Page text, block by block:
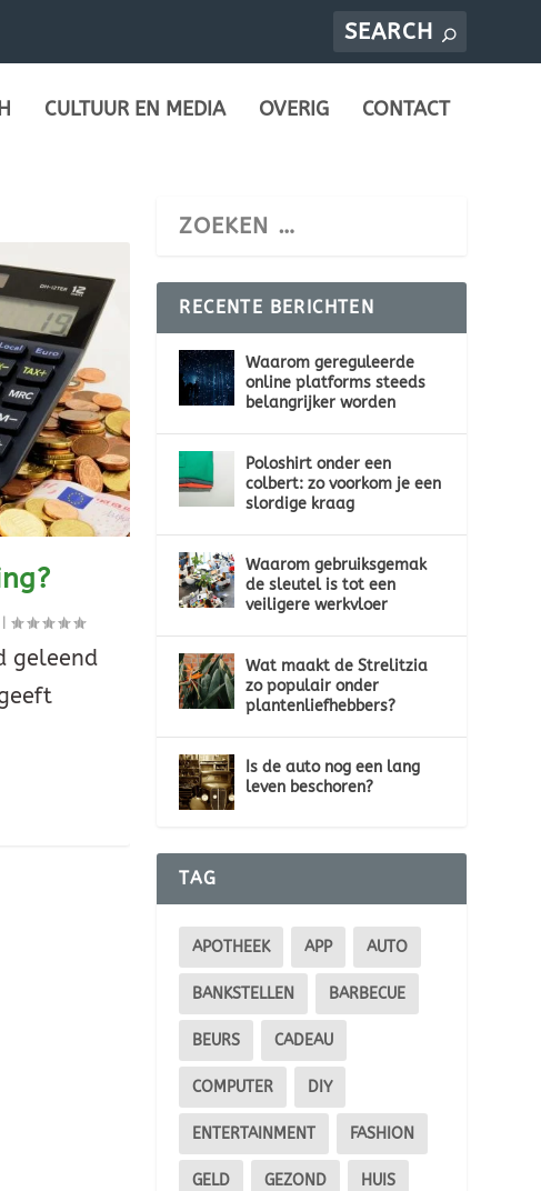
CULTUUR EN MEDIA OVERIG CONTACT
geleend
RECENTE BERICHTEN
Waarom gereguleerde
online platforms steeds
belangrijker worden
Poloshirt onder een
colbert: zo voorkom je een
slordige kraag
Waarom gebruiksgemak
de sleutel is tot een
veiligere werkvloer
Wat maakt de Strelitzia
zo populair onder
plantenliefhebbers?
Is de auto nog een lang
leven beschoren?
TAG
APOTHEEK APP AUTO
BANKSTELLEN BARBECUE
BEURS CADEAU
COMPUTER DIY
ENTERTAINMENT FASHION
GELD GEZOND HUIS